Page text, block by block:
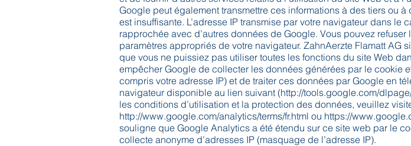
Google peut également transmettre ces informations à des tiers ou
est insuffisante. L’adresse IP transmise par votre navigateur dans le
rapprochée avec d’autres données de Google. Vous pouvez
paramètres appropriés de votre navigateur. ZahnAerzte Flamatt AG
que vous ne puissiez pas utiliser toutes les fonctions du site Web
empêcher Google de collecter les données générées par le cookie
compris votre adresse IP) et de traiter ces données par Google en
navigateur disponible au lien suivant (http://tools.google.com/
les conditions d’utilisation et la protection des données, veuillez
http://www.google.com/analytics/terms/fr.html ou https://
souligne que Google Analytics a été étendu sur ce site web par le
collecte anonyme d’adresses IP (masquage de l’adresse IP).